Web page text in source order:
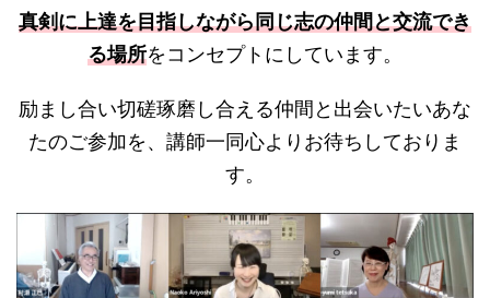
真剣に上達を目指しながら同じ志の仲間と交流でき
る場所をコンセプトにしています。
励まし合い切磋琢磨し合える仲間と出会いたいあな
たのご参加を、講師一同心よりお待ちしておりま
す。